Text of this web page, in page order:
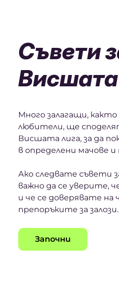
Съвети
Много залагащи,
любители, ще
Висшата лига, за да
в определени мачове и
Ако следвате съвети
важно да се уверите,
и че се доверявате на
препоръките за залози.
Започни